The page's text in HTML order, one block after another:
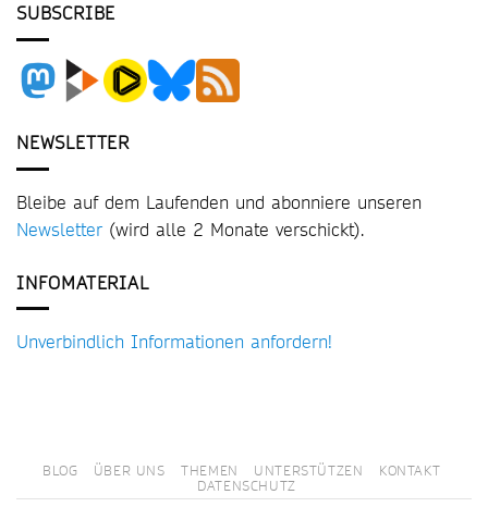
SUBSCRIBE
NEWSLETTER
Bleibe auf dem Laufenden und abonniere unseren
Newsletter (wird alle 2 Monate verschickt).
INFOMATERIAL
Unverbindlich Informationen anfordern!
BLOG ÜBER UNS THEMEN UNTERSTÜTZEN
KONTAKT
DATENSCHUTZ